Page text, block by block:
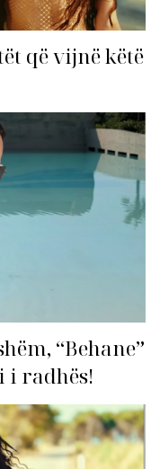
që vijnë këtë
“Behane”
i radhës!